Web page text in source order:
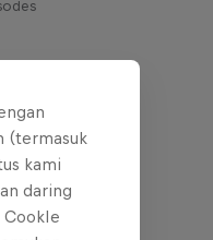
(termasuk
kami
daring